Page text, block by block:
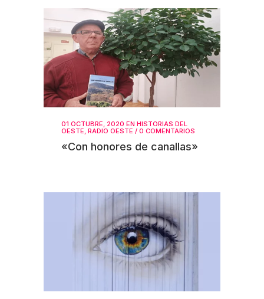
01 OCTUBRE, 2020 EN HISTORIAS DEL
OESTE, RADIO OESTE / 0 COMENTARIOS
«Con honores de canallas»